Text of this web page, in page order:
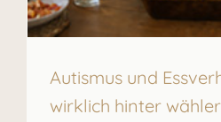
Autismus und
wirklich hinter